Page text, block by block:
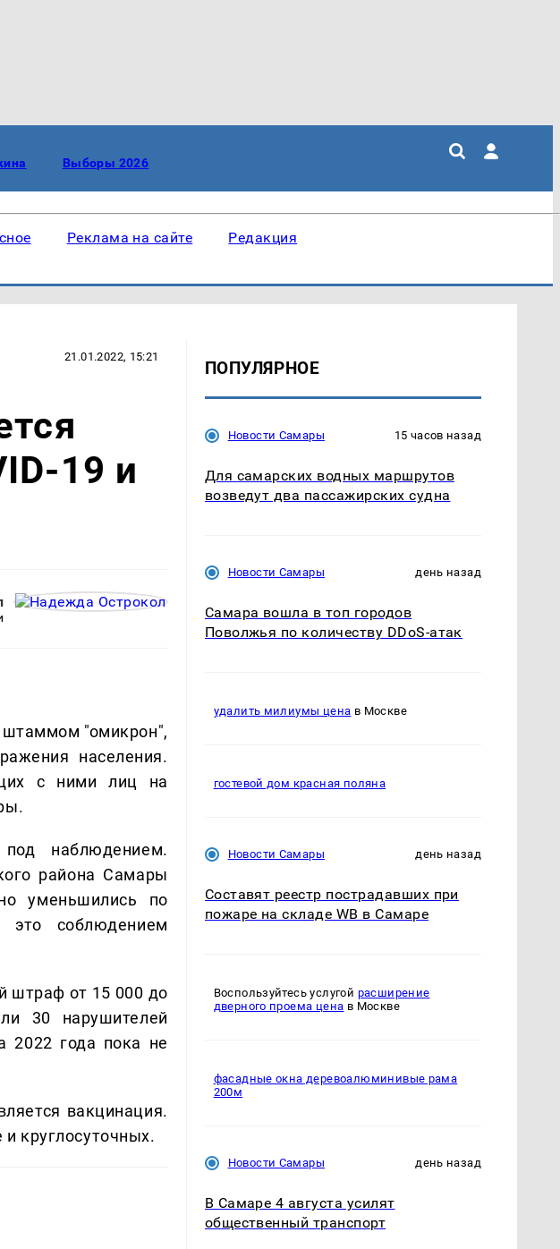
Выборы 2026
Реклама на сайте Редакция
21.01.2022, 15:21
19 и
штаммом "омикрон",
населения.
с ними лиц на
наблюдением.
района Самары
уменьшились по
это соблюдением
штраф от 15 000 до
30 нарушителей
2022 года пока не
вакцинация.
круглосуточных.
ПОПУЛЯРНОЕ
Новости Самары 15 часов назад
Для самарских водных маршрутов
возведут два пассажирских судна
Новости Самары день назад
Самара вошла в топ городов
Поволжья по количеству DDoS-атак
удалить милиумы цена в Москве
гостевой дом красная поляна
Новости Самары день назад
Составят реестр пострадавших при
пожаре на складе WB в Самаре
Воспользуйтесь услугой расширение
дверного проема цена в Москве
фасадные окна деревоалюминивые рама
200м
Новости Самары день назад
В Самаре 4 августа усилят
общественный транспорт